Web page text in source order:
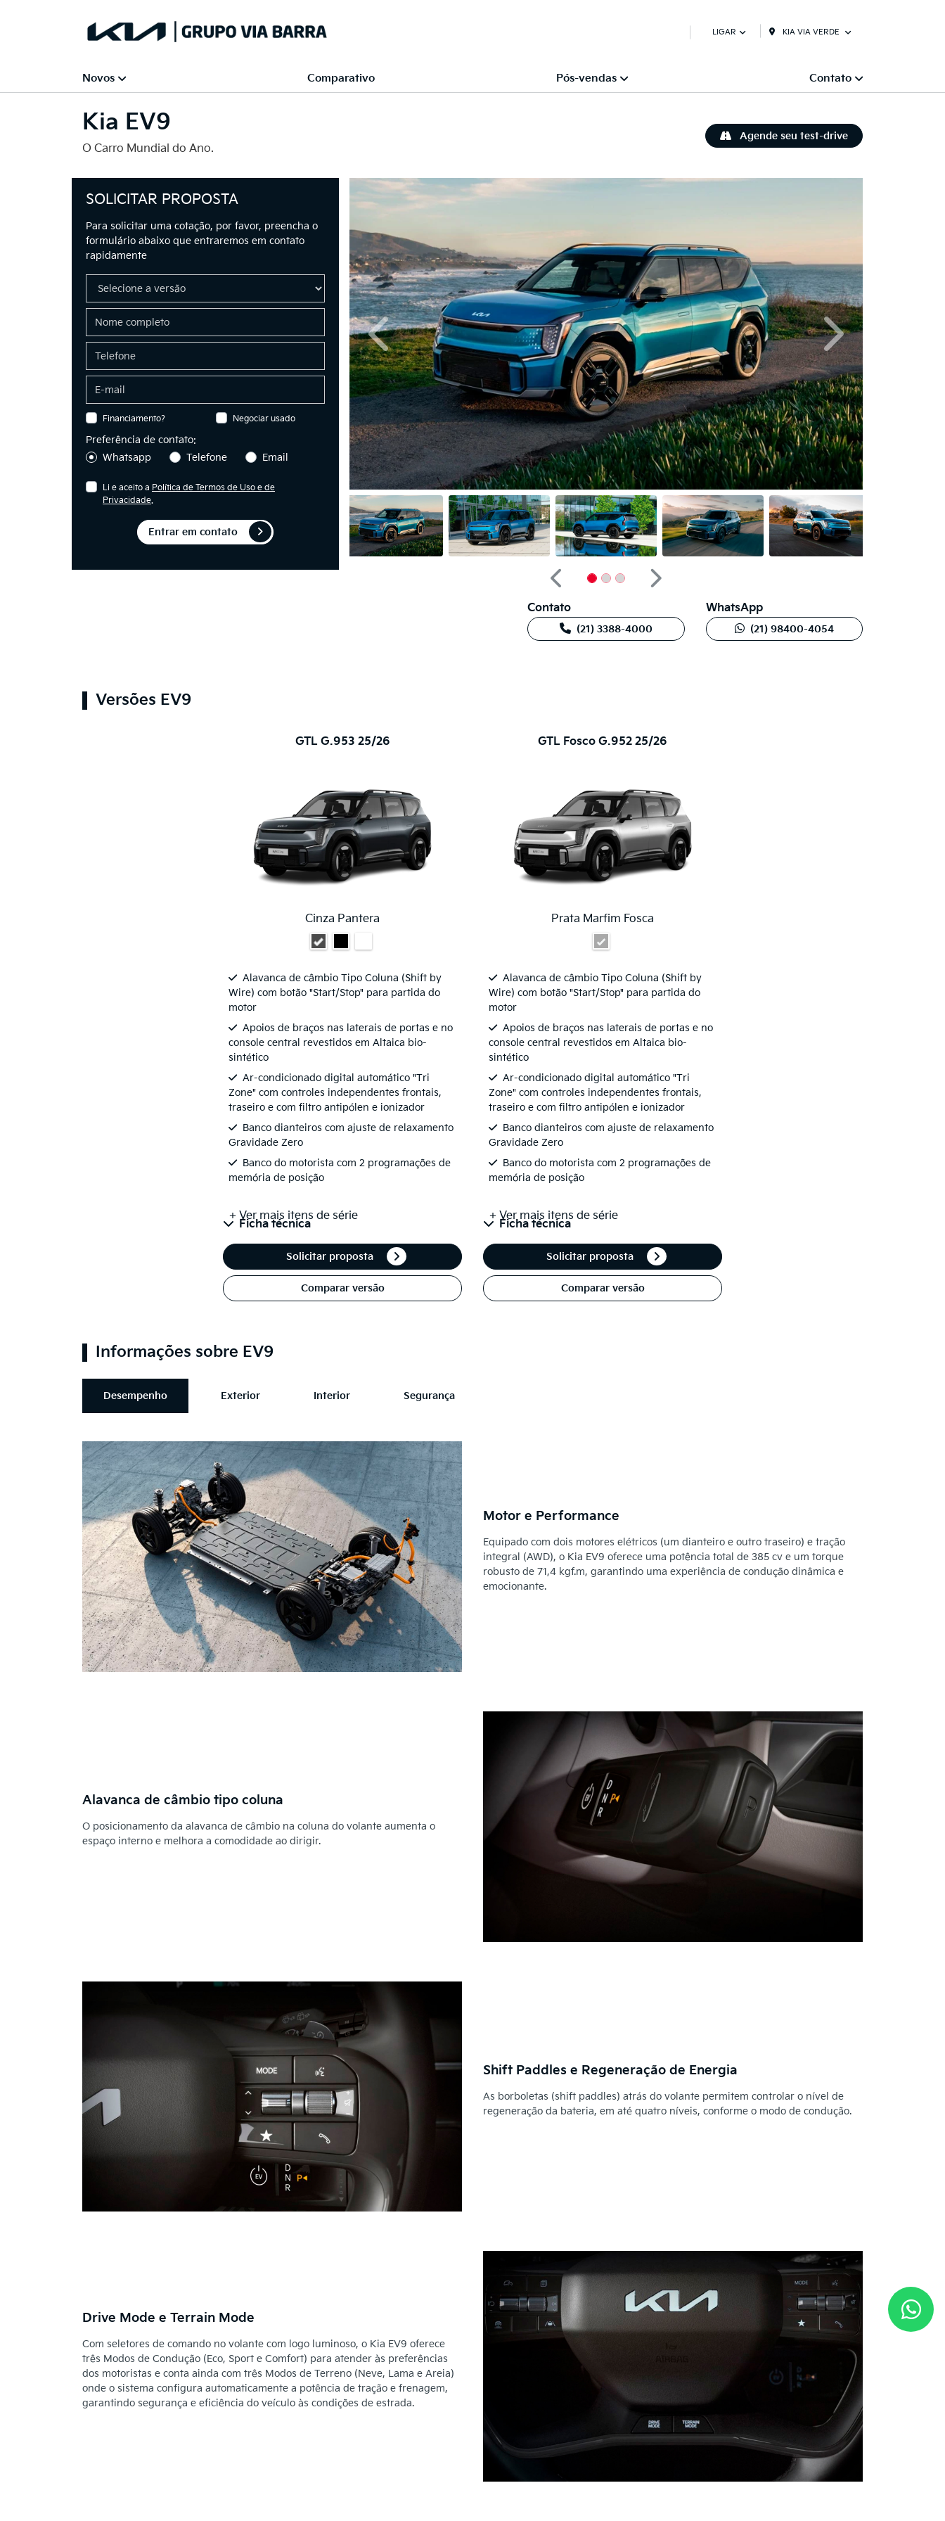
LIGAR KIA VIA VERDE
Novos Comparativo Pós-vendas Contato
Kia EV9
O Carro Mundial do Ano.
Agende seu test-drive
SOLICITAR PROPOSTA
Para solicitar uma cotação, por favor, preencha o
formulário abaixo que entraremos em contato
rapidamente
Financiamento? Negociar usado
Preferência de contato:
Whatsapp
Telefone Email
Li e aceito a Política de Termos de Uso e de
Privacidade.
Entrar em contato
Anterior Próximo
Anterior
Próximo
Contato
(21) 3388-4000
WhatsApp
(21) 98400-4054
Versões EV9
GTL G.953 25/26
Cinza Pantera
Alavanca de câmbio Tipo Coluna (Shift by
Wire) com botão "Start/Stop" para partida do
motor
Apoios de braços nas laterais de portas e no
console central revestidos em Altaica bio-
sintético
Ar-condicionado digital automático "Tri
Zone" com controles independentes frontais,
traseiro e com filtro antipólen e ionizador
Banco dianteiros com ajuste de relaxamento
Gravidade Zero
Banco do motorista com 2 programações de
memória de posição
+ Ver mais itens de série
Ficha técnica
Solicitar proposta
Comparar versão
GTL Fosco G.952 25/26
Prata Marfim Fosca
Alavanca de câmbio Tipo Coluna (Shift by
Wire) com botão "Start/Stop" para partida do
motor
Apoios de braços nas laterais de portas e no
console central revestidos em Altaica bio-
sintético
Ar-condicionado digital automático "Tri
Zone" com controles independentes frontais,
traseiro e com filtro antipólen e ionizador
Banco dianteiros com ajuste de relaxamento
Gravidade Zero
Banco do motorista com 2 programações de
memória de posição
+ Ver mais itens de série
Ficha técnica
Solicitar proposta
Comparar versão
Informações sobre EV9
Desempenho Exterior Interior Segurança
Motor e Performance
Equipado com dois motores elétricos (um dianteiro e outro traseiro) e tração
integral (AWD), o Kia EV9 oferece uma potência total de 385 cv e um torque
robusto de 71,4 kgf.m, garantindo uma experiência de condução dinâmica e
emocionante.
Alavanca de câmbio tipo coluna
O posicionamento da alavanca de câmbio na coluna do volante aumenta o
espaço interno e melhora a comodidade ao dirigir.
Shift Paddles e Regeneração de Energia
As borboletas (shift paddles) atrás do volante permitem controlar o nível de
regeneração da bateria, em até quatro níveis, conforme o modo de condução.
Drive Mode e Terrain Mode
Com seletores de comando no volante com logo luminoso, o Kia EV9 oferece
três Modos de Condução (Eco, Sport e Comfort) para atender às preferências
dos motoristas e conta ainda com três Modos de Terreno (Neve, Lama e Areia)
onde o sistema configura automaticamente a potência de tração e frenagem,
garantindo segurança e eficiência do veículo às condições de estrada.